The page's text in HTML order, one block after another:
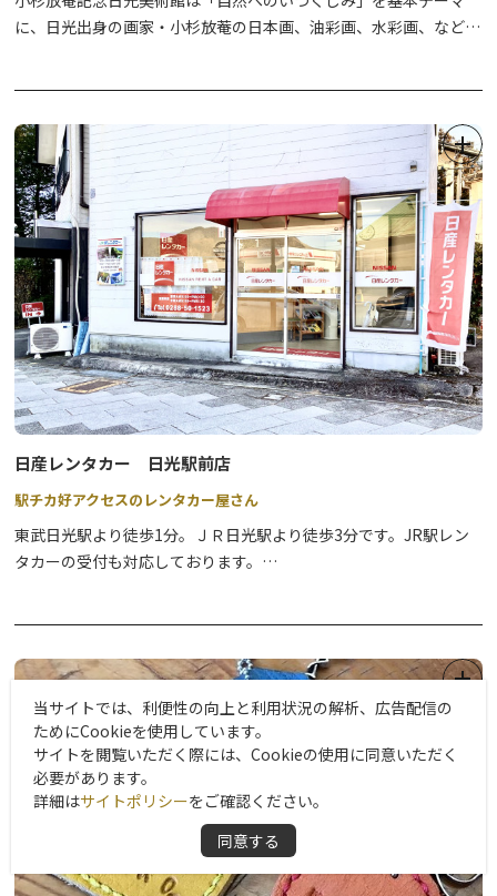
に、日光出身の画家・小杉放菴の日本画、油彩画、水彩画、などの
ります。ご家族やご友人をお誘い合わせの上、お気軽に御来館いた
だき、整備された環境に置かれる良質な美術作品が醸し出す豊潤な
美の世界を十分にお楽しみ下さい。
日産レンタカー 日光駅前店
駅チカ好アクセスのレンタカー屋さん
東武日光駅より徒歩1分。ＪＲ日光駅より徒歩3分です。JR駅レン
タカーの受付も対応しております。
当サイトでは、利便性の向上と利用状況の解析、広告配信の
ためにCookieを使用しています。
サイトを閲覧いただく際には、Cookieの使用に同意いただく
必要があります。
詳細はサイトポリシーをご確認ください。
同意する